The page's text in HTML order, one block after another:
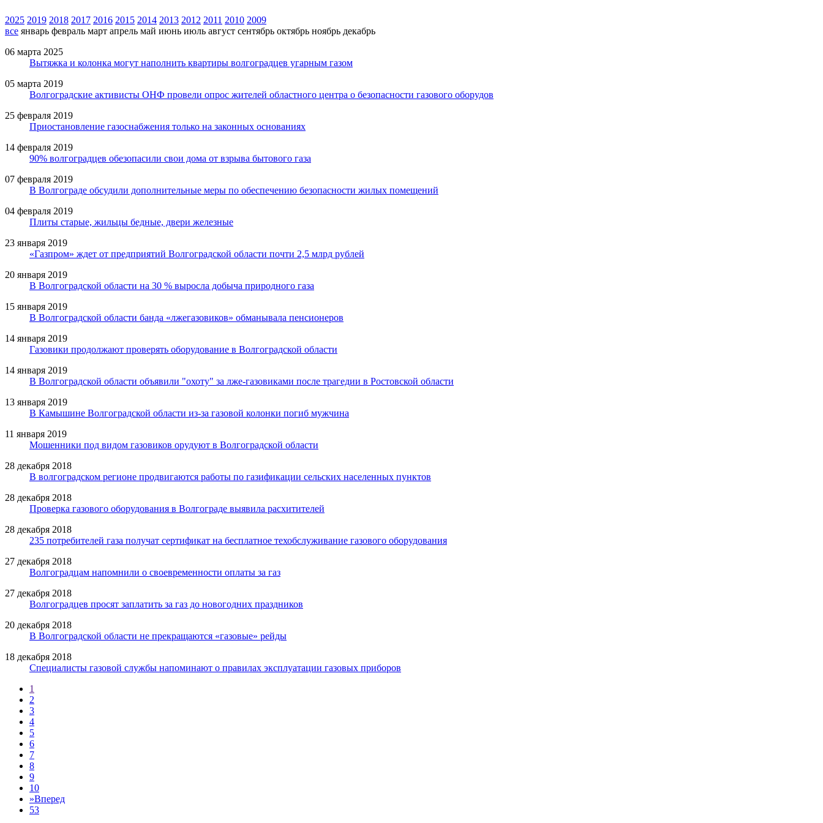
2025 2019 2018 2017 2016 2015 2014 2013 2012 2011 2010 2009
все январь февраль март апрель май июнь июль август сентябрь октябрь ноябрь декабрь
06 марта 2025
Вытяжка и колонка могут наполнить квартиры волгоградцев угарным газом
05 марта 2019
Волгоградские активисты ОНФ провели опрос жителей областного центра о безопасности газового оборудов
25 февраля 2019
Приостановление газоснабжения только на законных основаниях
14 февраля 2019
90% волгоградцев обезопасили свои дома от взрыва бытового газа
07 февраля 2019
В Волгограде обсудили дополнительные меры по обеспечению безопасности жилых помещений
04 февраля 2019
Плиты старые, жильцы бедные, двери железные
23 января 2019
«Газпром» ждет от предприятий Волгоградской области почти 2,5 млрд рублей
20 января 2019
В Волгоградской области на 30 % выросла добыча природного газа
15 января 2019
В Волгоградской области банда «лжегазовиков» обманывала пенсионеров
14 января 2019
Газовики продолжают проверять оборудование в Волгоградской области
14 января 2019
В Волгоградской области объявили "охоту" за лже-газовиками после трагедии в Ростовской области
13 января 2019
В Камышине Волгоградской области из-за газовой колонки погиб мужчина
11 января 2019
Мошенники под видом газовиков орудуют в Волгоградской области
28 декабря 2018
В волгоградском регионе продвигаются работы по газификации сельских населенных пунктов
28 декабря 2018
Проверка газового оборудования в Волгограде выявила расхитителей
28 декабря 2018
235 потребителей газа получат сертификат на бесплатное техобслуживание газового оборудования
27 декабря 2018
Волгоградцам напомнили о своевременности оплаты за газ
27 декабря 2018
Волгоградцев просят заплатить за газ до новогодних праздников
20 декабря 2018
В Волгоградской области не прекращаются «газовые» рейды
18 декабря 2018
Специалисты газовой службы напоминают о правилах эксплуатации газовых приборов
1
2
3
4
5
6
7
8
9
10
»Вперед
53